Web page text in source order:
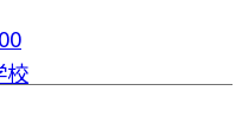
校